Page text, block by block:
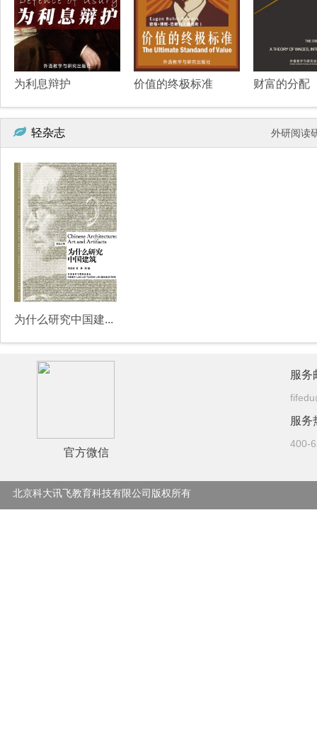
为利息辩护 价值的终极标准 财富的分配
轻杂志 外研阅读
为什么研究中国建筑（试读）
官方微信
服务
服务
400-
© 北京科大讯飞教育科技有限公司版权所有